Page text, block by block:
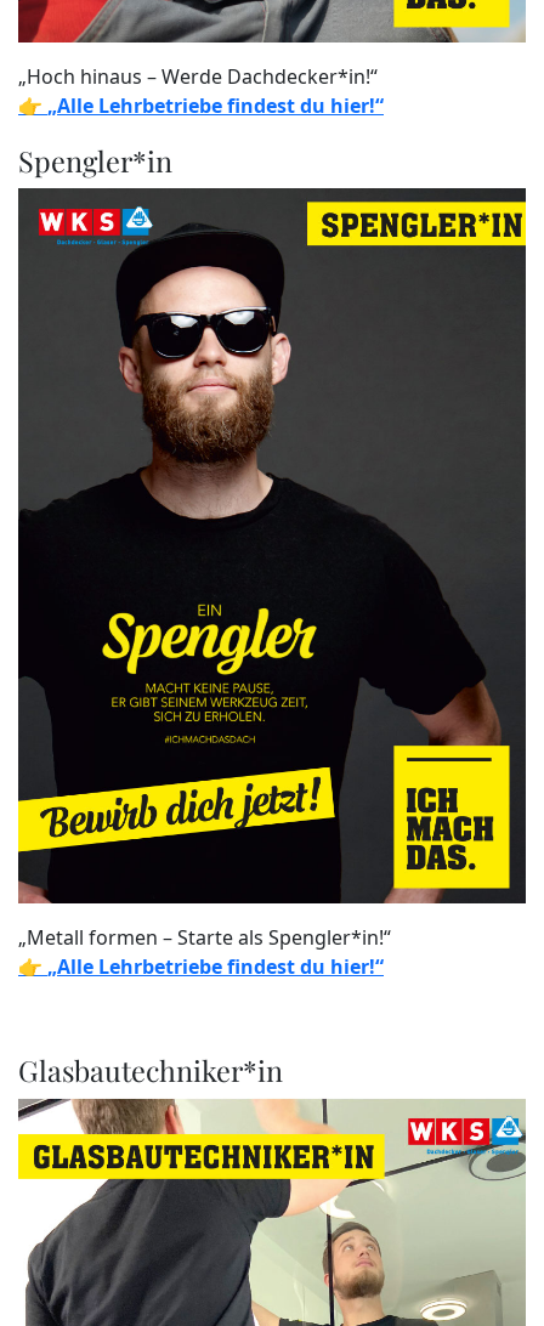
„Hoch hinaus – Werde Dachdecker*in!“
👉 „Alle Lehrbetriebe findest du hier!“
Spengler*in
„Metall formen – Starte als Spengler*in!“
👉 „Alle Lehrbetriebe findest du hier!“
Glasbautechniker*in